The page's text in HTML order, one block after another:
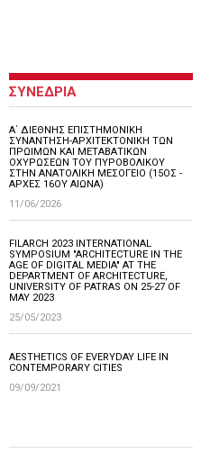
ΣΥΝΕΔΡΙΑ
Α΄ ΔΙΕΘΝΗΣ ΕΠΙΣΤΗΜΟΝΙΚΗ
ΣΥΝΑΝΤΗΣΗ-ΑΡΧΙΤΕΚΤΟΝΙΚΗ ΤΩΝ
ΠΡΩΙΜΩΝ ΚΑΙ ΜΕΤΑΒΑΤΙΚΩΝ
ΟΧΥΡΩΣΕΩΝ ΤΟΥ ΠΥΡΟΒΟΛΙΚΟΥ
ΣΤΗΝ ΑΝΑΤΟΛΙΚΗ ΜΕΣΟΓΕΙΟ (15ΟΣ -
ΑΡΧΕΣ 16ΟΥ ΑΙΩΝΑ)
11/06/2026
FILARCH 2023 INTERNATIONAL
SYMPOSIUM "ARCHITECTURE IN THE
AGE OF DIGITAL MEDIA" AT THE
DEPARTMENT OF ARCHITECTURE,
UNIVERSITY OF PATRAS ON 25-27 OF
MAY 2023
25/05/2023
AESTHETICS OF EVERYDAY LIFE IN
CONTEMPORARY CITIES
09/09/2021